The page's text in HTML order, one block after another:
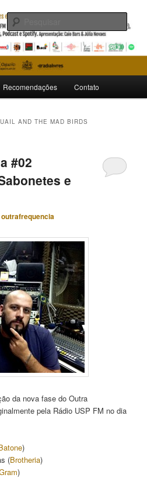
e artistas nacionais
Recomendações Contato
AND THE MAD BIRDS
#02
e
outrafrequencia
da nova fase do Outra
pela Rádio USP FM no dia
)
(Brotheria)
)